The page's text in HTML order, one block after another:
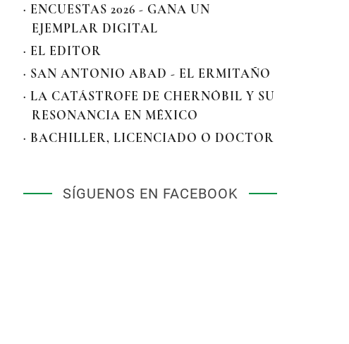
· ENCUESTAS 2026 - GANA UN
EJEMPLAR DIGITAL
· EL EDITOR
· SAN ANTONIO ABAD - EL ERMITAÑO
· LA CATÁSTROFE DE CHERNÓBIL Y SU
RESONANCIA EN MÉXICO
· BACHILLER, LICENCIADO O DOCTOR
SÍGUENOS EN FACEBOOK